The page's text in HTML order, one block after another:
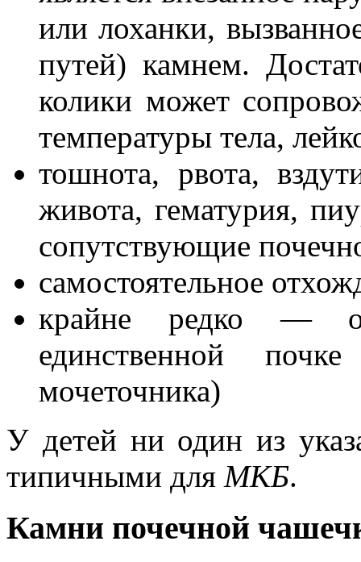
или лоханки,
путей) камнем.
колики может
температуры тела,
тошнота, рвота,
живота, гематурия,
сопутствующие
самостоятельное
крайне редко —
единственной
мочеточника)
У детей ни один из
типичными для МКБ.
Камни почечной